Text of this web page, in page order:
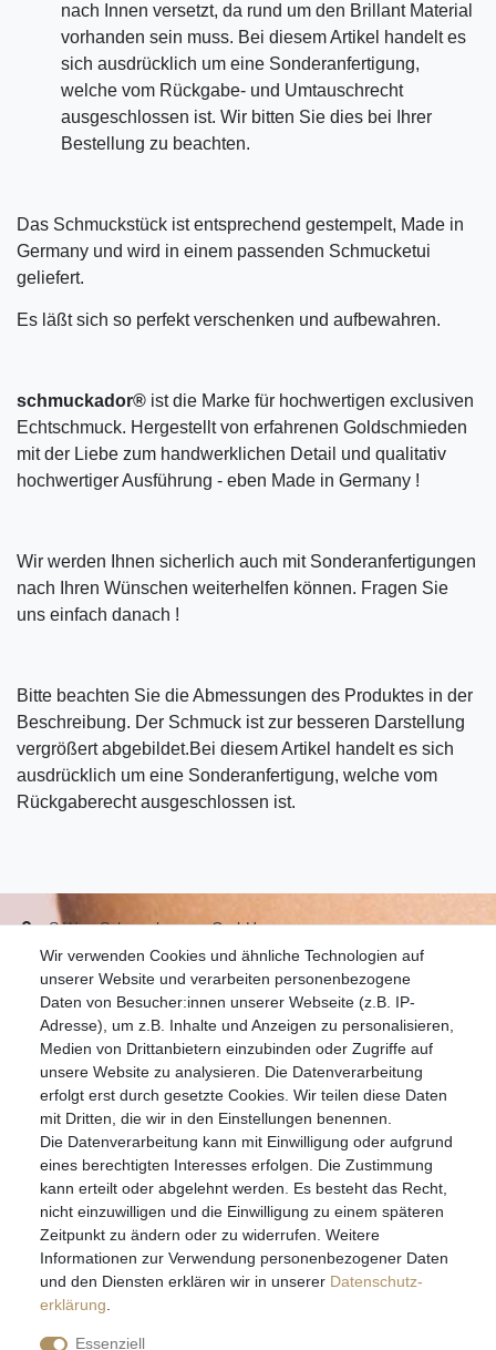
nach Innen versetzt, da rund um den Brillant Material
vorhanden sein muss. Bei diesem Artikel handelt es
sich ausdrücklich um eine Sonderanfertigung,
welche vom Rückgabe- und Umtauschrecht
ausgeschlossen ist. Wir bitten Sie dies bei Ihrer
Bestellung zu beachten.
Das Schmuckstück ist entsprechend gestempelt, Made in
Germany und wird in einem passenden Schmucketui
geliefert.
Es läßt sich so perfekt verschenken und aufbewahren.
schmuckador® ist die Marke für hochwertigen exclusiven
Echtschmuck. Hergestellt von erfahrenen Goldschmieden
mit der Liebe zum handwerklichen Detail und qualitativ
hochwertiger Ausführung - eben Made in Germany !
Wir werden Ihnen sicherlich auch mit Sonderanfertigungen
nach Ihren Wünschen weiterhelfen können. Fragen Sie
uns einfach danach !
Bitte beachten Sie die Abmessungen des Produktes in der
Beschreibung. Der Schmuck ist zur besseren Darstellung
vergrößert abgebildet.Bei diesem Artikel handelt es sich
ausdrücklich um eine Sonderanfertigung, welche vom
Rückgaberecht ausgeschlossen ist.
Wir verwenden Cookies und ähnliche Technologien auf
unserer Website und verarbeiten personenbezogene
Daten von Besucher:innen unserer Webseite (z.B. IP-
Adresse), um z.B. Inhalte und Anzeigen zu personalisieren,
Medien von Drittanbietern einzubinden oder Zugriffe auf
unsere Website zu analysieren. Die Datenverarbeitung
erfolgt erst durch gesetzte Cookies. Wir teilen diese Daten
mit Dritten, die wir in den Einstellungen benennen.
Die Datenverarbeitung kann mit Einwilligung oder aufgrund
eines berechtigten Interesses erfolgen. Die Zustimmung
kann erteilt oder abgelehnt werden. Es besteht das Recht,
nicht einzuwilligen und die Einwilligung zu einem späteren
Zeitpunkt zu ändern oder zu widerrufen. Weitere
Informationen zur Verwendung personenbezogener Daten
und den Diensten erklären wir in unserer Daten­schutz­
erklärung
Essenziell
S.W.w. Schmuckwaren GmbH
07051-9608828
info@schmuckador.de
Montag bis Freitag 8.30 – 12.00 Uhr und 13.30 bis 17.30 Uhr
Widerrufs­recht Widerrufs­formular Impressum
Daten­schutz­erklärung AGB
E-MAIL **
Hiermit bestätige ich, dass ich die